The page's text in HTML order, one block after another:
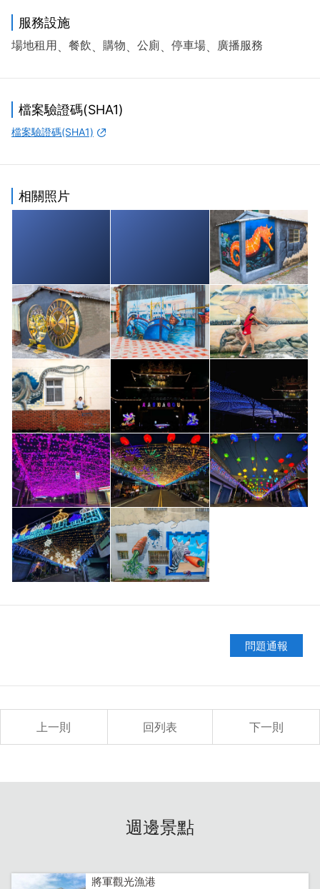
服務設施
場地租用 餐飲 購物 公廁 停車場 廣播服務
檔案驗證碼(SHA1)
檔案驗證碼(SHA1)
相關照片
問題通報
上一則 回列表 下一則
週邊景點
將軍觀光漁港